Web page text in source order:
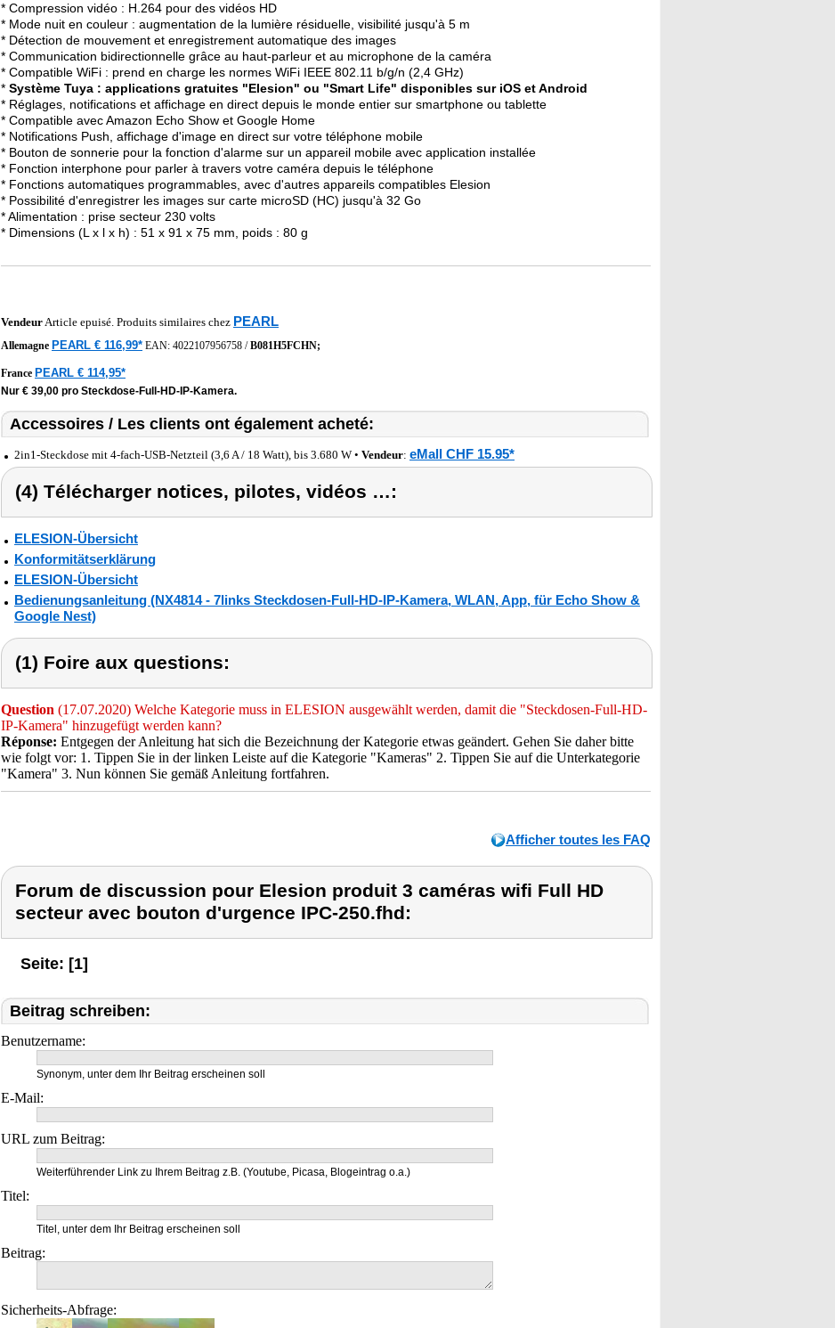
* Compression vidéo : H.264 pour des vidéos HD
* Mode nuit en couleur : augmentation de la lumière résiduelle, visibilité jusqu'à 5 m
* Détection de mouvement et enregistrement automatique des images
* Communication bidirectionnelle grâce au haut-parleur et au microphone de la caméra
* Compatible WiFi : prend en charge les normes WiFi IEEE 802.11 b/g/n (2,4 GHz)
* Système Tuya : applications gratuites "Elesion" ou "Smart Life" disponibles sur iOS et Android
* Réglages, notifications et affichage en direct depuis le monde entier sur smartphone ou tablette
* Compatible avec Amazon Echo Show et Google Home
* Notifications Push, affichage d'image en direct sur votre téléphone mobile
* Bouton de sonnerie pour la fonction d'alarme sur un appareil mobile avec application installée
* Fonction interphone pour parler à travers votre caméra depuis le téléphone
* Fonctions automatiques programmables, avec d'autres appareils compatibles Elesion
* Possibilité d'enregistrer les images sur carte microSD (HC) jusqu'à 32 Go
* Alimentation : prise secteur 230 volts
* Dimensions (L x l x h) : 51 x 91 x 75 mm, poids : 80 g
VendeurArticle epuisé. Produits similaires chez PEARL
Allemagne PEARL € 116,99* EAN: 4022107956758 /B081H5FCHN;
France PEARL € 114,95*
Nur € 39,00 pro Steckdose-Full-HD-IP-Kamera.
Accessoires / Les clients ont également acheté:
2in1-Steckdose mit 4-fach-USB-Netzteil (3,6 A / 18 Watt), bis 3.680 W • Vendeur: eMall CHF 15.95*
(4) Télécharger notices, pilotes, vidéos …:
ELESION-Übersicht
Konformitätserklärung
ELESION-Übersicht
Bedienungsanleitung (NX4814 - 7links Steckdosen-Full-HD-IP-Kamera, WLAN, App, für Echo Show &
Google Nest)
(1) Foire aux questions:
Question (17.07.2020) Welche Kategorie muss in ELESION ausgewählt werden, damit die "Steckdosen-Full-HD-
IP-Kamera" hinzugefügt werden kann?
Réponse: Entgegen der Anleitung hat sich die Bezeichnung der Kategorie etwas geändert. Gehen Sie daher bitte
wie folgt vor: 1. Tippen Sie in der linken Leiste auf die Kategorie "Kameras" 2. Tippen Sie auf die Unterkategorie
"Kamera" 3. Nun können Sie gemäß Anleitung fortfahren.
Afficher toutes les FAQ
Forum de discussion pour Elesion produit 3 caméras wifi Full HD
secteur avec bouton d'urgence IPC-250.fhd:
Seite: [1]
Beitrag schreiben:
Benutzername:
Synonym, unter dem Ihr Beitrag erscheinen soll
E-Mail:
URL zum Beitrag:
Weiterführender Link zu Ihrem Beitrag z.B. (Youtube, Picasa, Blogeintrag o.a.)
Titel:
Titel, unter dem Ihr Beitrag erscheinen soll
Beitrag:
Sicherheits-Abfrage: